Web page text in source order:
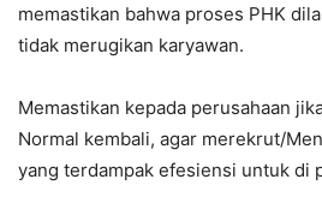
memastikan bahwa proses PHK
tidak merugikan karyawan.
Memastikan kepada perusahaan
Normal kembali, agar merekrut/
yang terdampak efesiensi untuk di